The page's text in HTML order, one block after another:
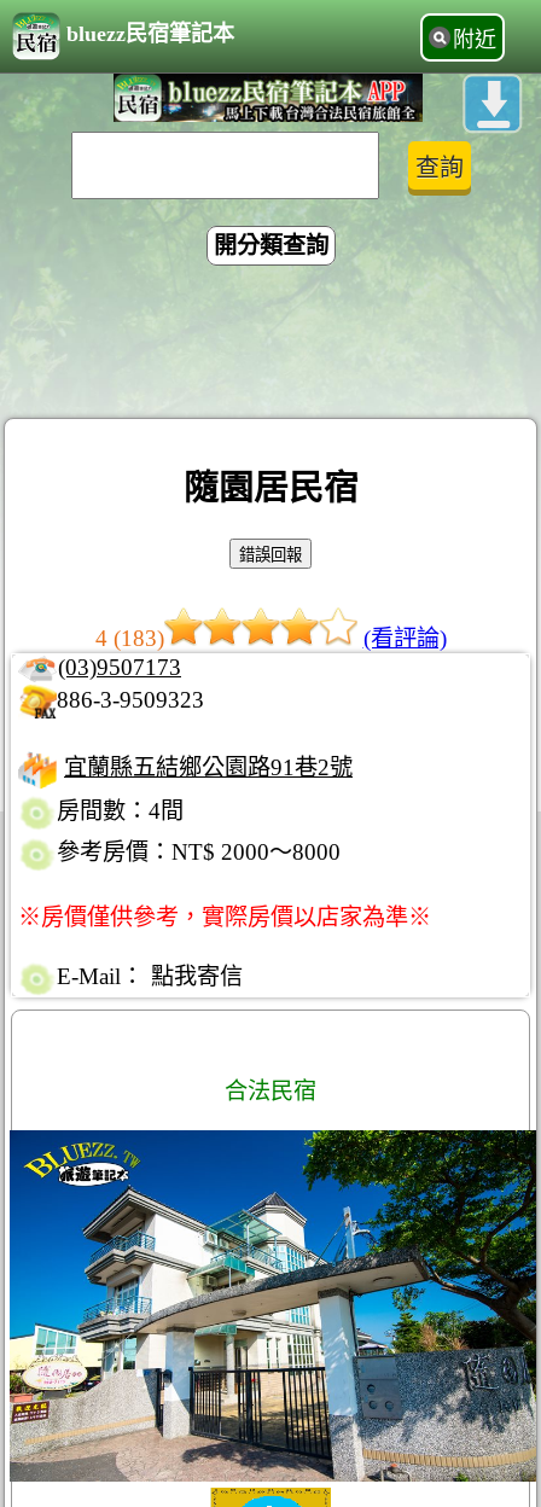
bluezz民宿筆記本 附近
開分類查詢
隨園居民宿
4 (183)
(看評論)
(03)9507173
886-3-9509323
宜蘭縣五結鄉公園路91巷2號
房間數：4間
參考房價：NT$ 2000～8000
※房價僅供參考，實際房價以店家為準※
E-Mail： 點我寄信
合法民宿